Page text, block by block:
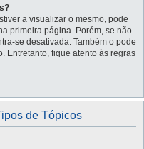
a visualizar o mesmo, pode
primeira página. Porém, se não
se desativada. Também o pode
Entretanto, fique atento às regras
de Tópicos